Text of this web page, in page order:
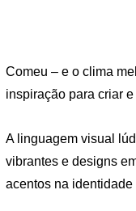
Comeu – e o clima
inspiração para criar
A linguagem visual
vibrantes e designs
acentos na identidade